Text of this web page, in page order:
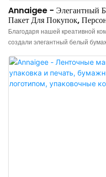
Annaigee - Элегантный
Пакет Для Покупок,
Коробка Для Ювелирных
Упаковки.
Благодаря нашей креативной
создали элегантный белый
совершенно уникальный
соответствии с
что гарантирует ее высокое